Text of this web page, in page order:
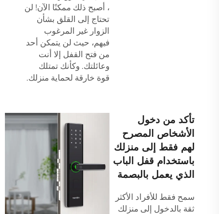
، أصبح ذلك ممكنًا الآن! لن
تحتاج إلى القلق بشأن
الزوار غير المرغوب
فيهم، حيث لن يتمكن أحد
من فتح القفل إلا أنت
وعائلتك. وكأنك تمتلك
قوة خارقة لحماية منزلك.
تأكد من دخول
الأشخاص المصرح
لهم فقط إلى منزلك
باستخدام قفل الباب
الذي يعمل بالبصمة
سمح فقط للأفراد الأكثر
ثقة بالدخول إلى منزلك